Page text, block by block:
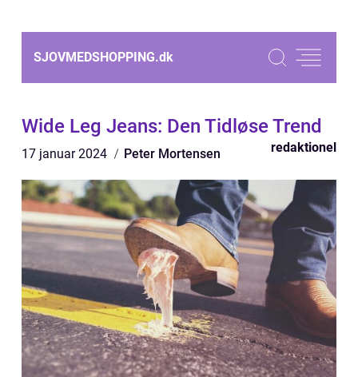
SJOVMEDSHOPPING.dk
Wide Leg Jeans: Den Tidløse Trend
17 januar 2024 Peter Mortensen redaktionel